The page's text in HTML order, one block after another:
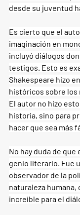
desde su juventud
Es cierto que el
imaginación en
incluyó diálogos
testigos. Esto es
Shakespeare hizo
históricos sobre los
El autor no hizo
historia, sino para
hacer que sea más
No hay duda de
genio literario. Fue
observador de la
naturaleza humana,
increíble para el